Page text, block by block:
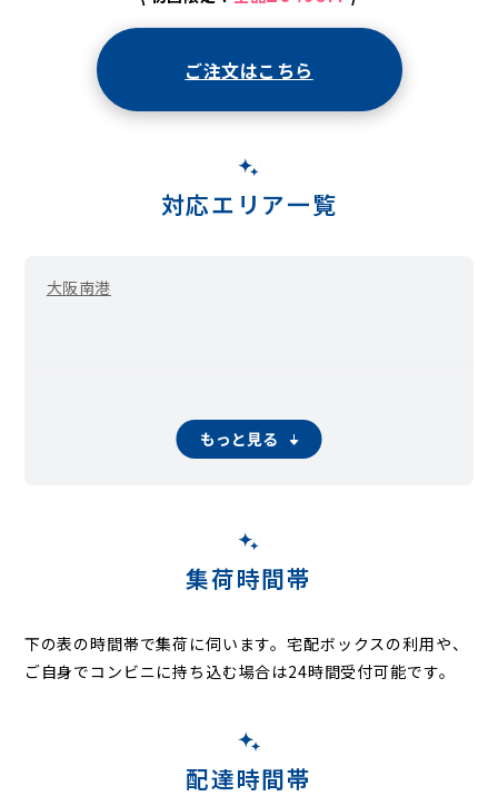
ご注文はこちら
対応エリア一覧
大阪南港
もっと見る
集荷時間帯
下の表の時間帯で集荷に伺います。宅配ボックスの利用や、
ご自身でコンビニに持ち込む場合は24時間受付可能です。
配達時間帯